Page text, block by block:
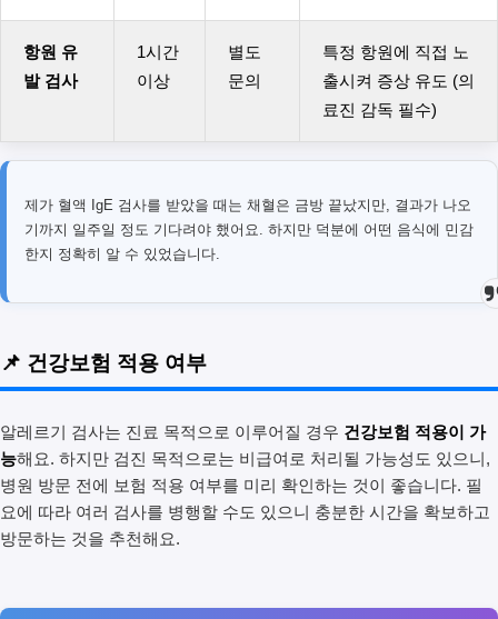
항원 유
발 검사
1시간
이상
별도
문의
특정 항원에 직접 노
출시켜 증상 유도 (의
료진 감독 필수)
제가 혈액 IgE 검사를 받았을 때는 채혈은 금방 끝났지만, 결과가 나오
기까지 일주일 정도 기다려야 했어요. 하지만 덕분에 어떤 음식에 민감
한지 정확히 알 수 있었습니다.
📌 건강보험 적용 여부
알레르기 검사는 진료 목적으로 이루어질 경우 건강보험 적용이 가
능해요. 하지만 검진 목적으로는 비급여로 처리될 가능성도 있으니,
병원 방문 전에 보험 적용 여부를 미리 확인하는 것이 좋습니다. 필
요에 따라 여러 검사를 병행할 수도 있으니 충분한 시간을 확보하고
방문하는 것을 추천해요.